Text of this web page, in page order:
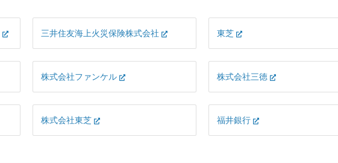
三井住友海上火災保険株式会社 東芝
株式会社ファンケル 株式会社三徳
株式会社東芝 福井銀行